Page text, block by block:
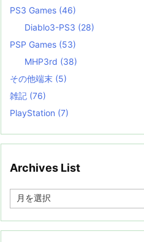
PS3 Games (46)
Diablo3-PS3 (28)
PSP Games (53)
MHP3rd (38)
その他端末 (5)
雑記 (76)
PlayStation (7)
Archives List